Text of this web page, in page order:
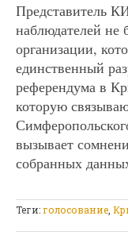
Представитель
наблюдателей не
организации,
единственный
референдума в
которую
вызывает
собранных
Теги:голосование